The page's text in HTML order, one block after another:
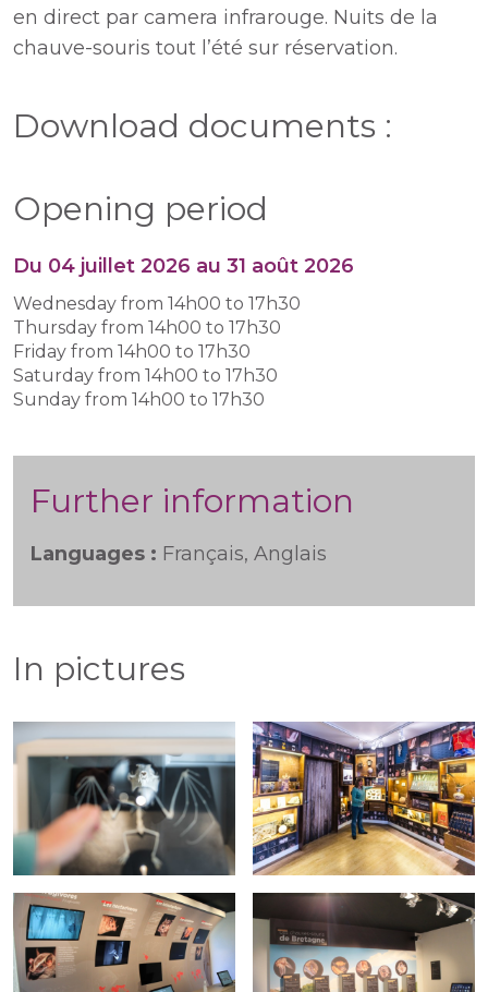
en direct par camera infrarouge. Nuits de la
chauve-souris tout l’été sur réservation.
Download documents :
Opening period
Du 04 juillet 2026 au 31 août 2026
Wednesday from 14h00 to 17h30
Thursday from 14h00 to 17h30
Friday from 14h00 to 17h30
Saturday from 14h00 to 17h30
Sunday from 14h00 to 17h30
Further information
Languages : Français, Anglais
In pictures